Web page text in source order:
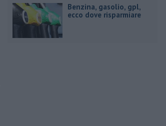
​Benzina, gasolio, gpl,
ecco dove risparmiare